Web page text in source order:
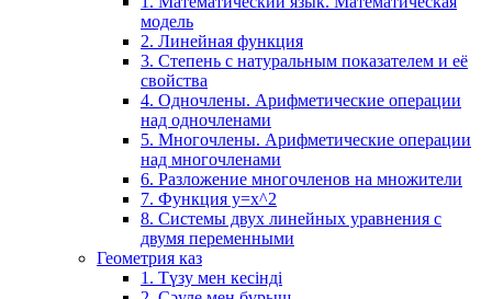
модель
2. Линейная функция
3. Степень с натуральным показателем и её
свойства
4. Одночлены. Арифметические операции
над одночленами
5. Многочлены. Арифметические операции
над многочленами
6. Разложение многочленов на множители
7. Функция y=x^2
8. Системы двух линейных уравнения с
двумя переменными
Геометрия каз
1. Түзу мен кесінді